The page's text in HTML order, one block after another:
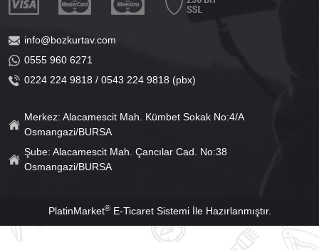
info@bozkurtav.com
0555 960 6271
0224 224 9818 / 0543 224 9818 (pbx)
Merkez: Alacamescit Mah. Kümbet Sokak No:4/A
Osmangazi/BURSA
Şube: Alacamescit Mah. Çancılar Cad. No:38
Osmangazi/BURSA
PlatinMarket®E-Ticaret Sistemiİle Hazırlanmıştır.